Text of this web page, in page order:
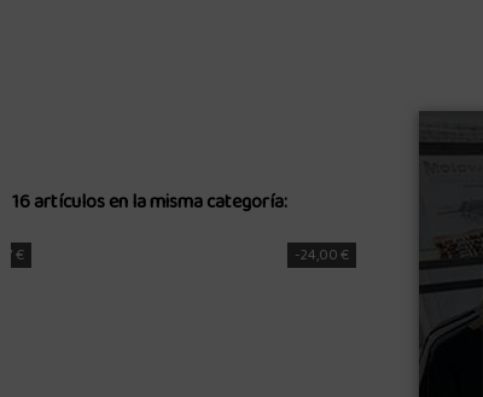
16 artículos en la misma categoría:
-24,00 € -33,00 €